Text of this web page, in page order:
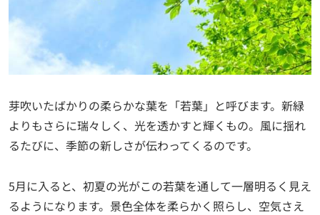
芽吹いたばかりの柔らかな葉を「若葉」と呼びます。新緑
よりもさらに瑞々しく、光を透かすと輝くもの。風に揺れ
るたびに、季節の新しさが伝わってくるのです。
5月に入ると、初夏の光がこの若葉を通して一層明るく見え
るようになります。景色全体を柔らかく照らし、空気さえ